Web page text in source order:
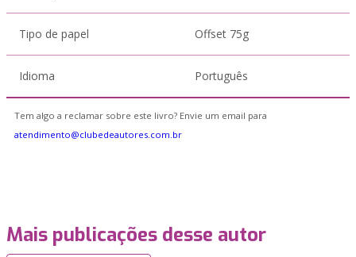
Tipo de papel Offset 75g
Idioma Português
Tem algo a reclamar sobre este livro? Envie um email para
atendimento@clubedeautores.com.br
Mais publicações desse autor